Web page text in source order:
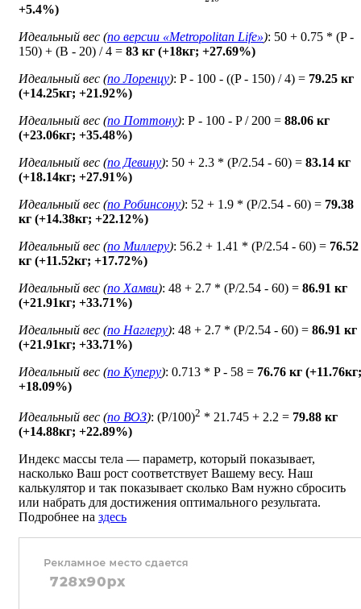
+5.4%)
Идеальный вес (по версии «Metropolitan Life»): 50 + 0.75 * (P -
150) + (B - 20) / 4 = 83 кг (+18кг; +27.69%)
Идеальный вес (по Лоренцу): P - 100 - ((P - 150) / 4) = 79.25 кг
(+14.25кг; +21.92%)
Идеальный вес (по Поттону): Р - 100 - P / 200 = 88.06 кг
(+23.06кг; +35.48%)
Идеальный вес (по Девину): 50 + 2.3 * (P/2.54 - 60) = 83.14 кг
(+18.14кг; +27.91%)
Идеальный вес (по Робинсону): 52 + 1.9 * (P/2.54 - 60) = 79.38
кг (+14.38кг; +22.12%)
Идеальный вес (по Миллеру): 56.2 + 1.41 * (P/2.54 - 60) = 76.52
кг (+11.52кг; +17.72%)
Идеальный вес (по Хамви): 48 + 2.7 * (P/2.54 - 60) = 86.91 кг
(+21.91кг; +33.71%)
Идеальный вес (по Наглеру): 48 + 2.7 * (P/2.54 - 60) = 86.91 кг
(+21.91кг; +33.71%)
Идеальный вес (по Куперу): 0.713 * P - 58 = 76.76 кг (+11.76кг;
+18.09%)
Идеальный вес (по ВОЗ): (P/100)2 * 21.745 + 2.2 = 79.88 кг
(+14.88кг; +22.89%)
Индекс массы тела — параметр, который показывает,
насколько Ваш рост соответствует Вашему весу. Наш
калькулятор и так показывает сколько Вам нужно сбросить
или набрать для достижения оптимального результата.
Подробнее на здесь